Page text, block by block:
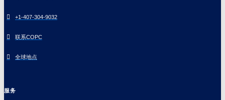
+1-407-304-9032
联系COPC
全球地点
服务